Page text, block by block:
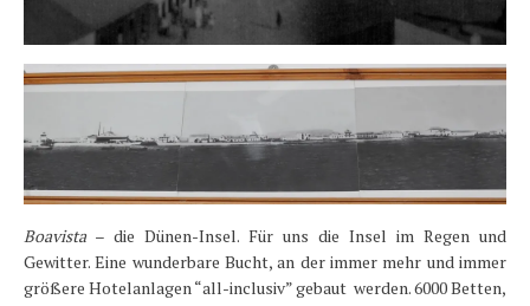
Boavista– die Dünen-Insel. Für uns die Insel im Regen und
Gewitter. Eine wunderbare Bucht, an der immer mehr und immer
größere Hotelanlagen “all-inclusiv” gebaut werden. 6000 Betten,